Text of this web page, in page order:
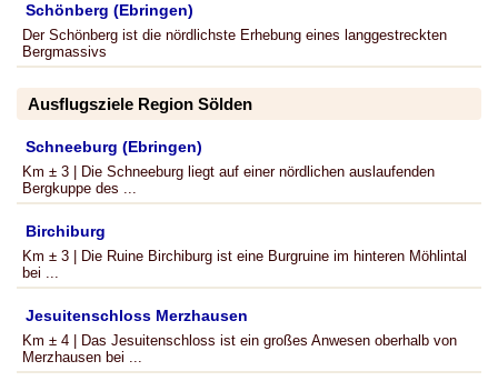
Schönberg (Ebringen)
Der Schönberg ist die nördlichste Erhebung eines langgestreckten
Bergmassivs
Ausflugsziele Region Sölden
Schneeburg (Ebringen)
Km ± 3 | Die Schneeburg liegt auf einer nördlichen auslaufenden
Bergkuppe des ...
Birchiburg
Km ± 3 | Die Ruine Birchiburg ist eine Burgruine im hinteren Möhlintal
bei ...
Jesuitenschloss Merzhausen
Km ± 4 | Das Jesuitenschloss ist ein großes Anwesen oberhalb von
Merzhausen bei ...